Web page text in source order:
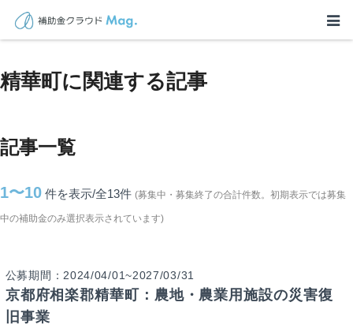
TOP > 補助金・助成金詳細>京都府
精華町に関連する記事
記事一覧
1〜10 件を表示/全13件 (募集中・募集終了の合計件数。初期表示では募集
中の補助金のみ選択表示されています)
公募期間：2024/04/01~2027/03/31
京都府相楽郡精華町：農地・農業用施設の災害復
旧事業